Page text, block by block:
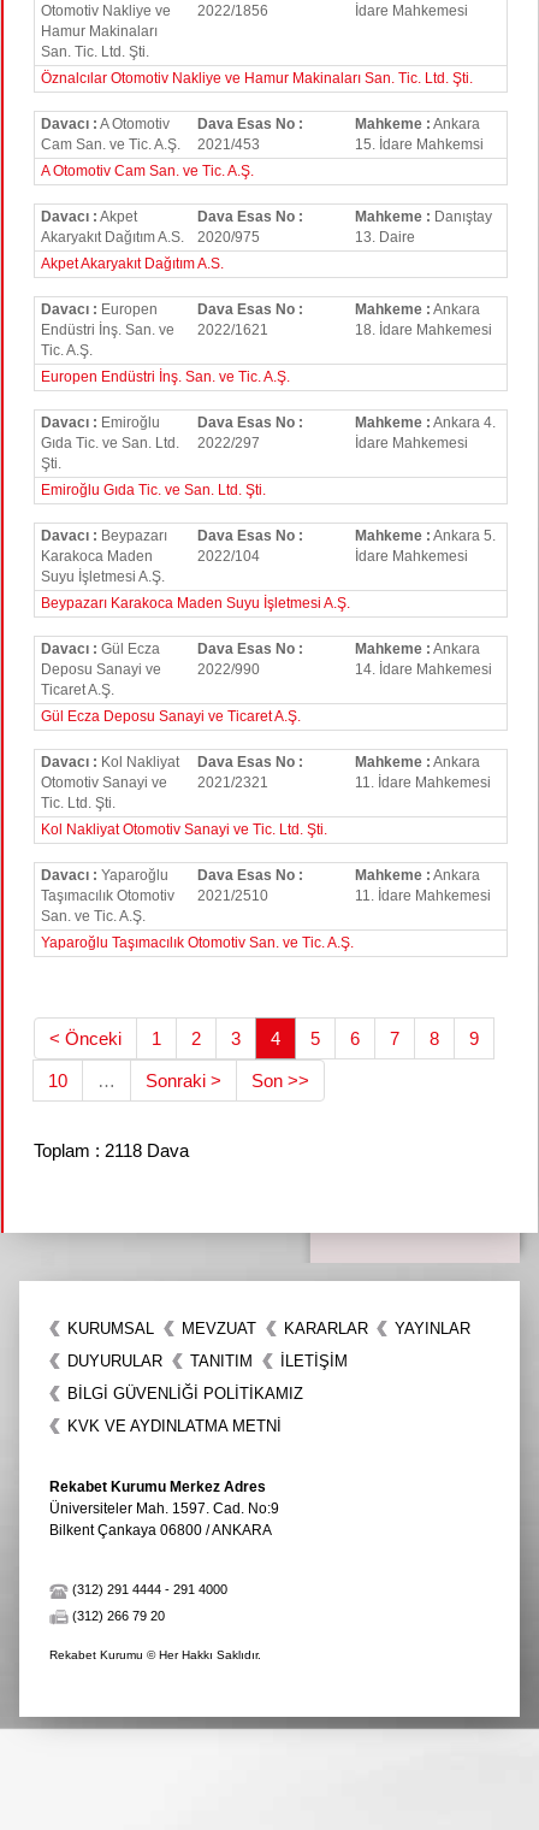
Otomotiv Nakliye ve
Hamur Makinaları
San. Tic. Ltd. Şti.
2022/1856
İdare Mahkemesi
Öznalcılar Otomotiv Nakliye ve Hamur Makinaları San. Tic. Ltd. Şti.
Davacı : A Otomotiv
Cam San. ve Tic. A.Ş.
Dava Esas No :
2021/453
Mahkeme : Ankara
15. İdare Mahkemsi
A Otomotiv Cam San. ve Tic. A.Ş.
Davacı : Akpet
Akaryakıt Dağıtım A.S.
Dava Esas No :
2020/975
Mahkeme : Danıştay
13. Daire
Akpet Akaryakıt Dağıtım A.S.
Davacı : Europen
Endüstri İnş. San. ve
Tic. A.Ş.
Dava Esas No :
2022/1621
Mahkeme : Ankara
18. İdare Mahkemesi
Europen Endüstri İnş. San. ve Tic. A.Ş.
Davacı : Emiroğlu
Gıda Tic. ve San. Ltd.
Şti.
Dava Esas No :
2022/297
Mahkeme : Ankara 4.
İdare Mahkemesi
Emiroğlu Gıda Tic. ve San. Ltd. Şti.
Davacı : Beypazarı
Karakoca Maden
Suyu İşletmesi A.Ş.
Dava Esas No :
2022/104
Mahkeme : Ankara 5.
İdare Mahkemesi
Beypazarı Karakoca Maden Suyu İşletmesi A.Ş.
Davacı : Gül Ecza
Deposu Sanayi ve
Ticaret A.Ş.
Dava Esas No :
2022/990
Mahkeme : Ankara
14. İdare Mahkemesi
Gül Ecza Deposu Sanayi ve Ticaret A.Ş.
Davacı : Kol Nakliyat
Otomotiv Sanayi ve
Tic. Ltd. Şti.
Dava Esas No :
2021/2321
Mahkeme : Ankara
11. İdare Mahkemesi
Kol Nakliyat Otomotiv Sanayi ve Tic. Ltd. Şti.
Davacı : Yaparoğlu
Taşımacılık Otomotiv
San. ve Tic. A.Ş.
Dava Esas No :
2021/2510
Mahkeme : Ankara
11. İdare Mahkemesi
Yaparoğlu Taşımacılık Otomotiv San. ve Tic. A.Ş.
< Önceki 1 2 3 4 5 6 7 8 9
10 … Sonraki > Son >>
Toplam : 2118 Dava
KURUMSAL MEVZUAT KARARLAR
YAYINLAR
DUYURULAR
TANITIM
İLETIŞIM
BİLGİ GÜVENLİĞİ POLİTİKAMIZ
KVK VE AYDINLATMA METNİ
Rekabet Kurumu Merkez Adres
Üniversiteler Mah. 1597. Cad. No:9
Bilkent Çankaya 06800 / ANKARA
(312) 291 4444 - 291 4000
(312) 266 79 20
Rekabet Kurumu © Her Hakkı Saklıdır.